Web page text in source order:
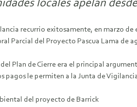
locales apelan
recurrio exitosamente, en marzo
Parcial del Proyecto Pascua Lama de
Plan de Cierre era el principal
pagos le permiten a la Junta de
del proyecto de Barrick